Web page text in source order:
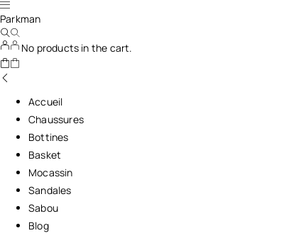
Parkman
No products in the cart.
Accueil
Chaussures
Bottines
Basket
Mocassin
Sandales
Sabou
Blog